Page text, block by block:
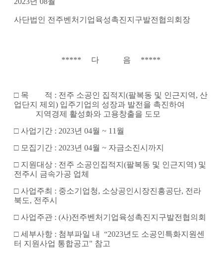
사단법인 전주벤처기업육성촉진지구발전협의회장
***** 다 음 *****
□ 목 적 : 전주 소공인 집적지(팔복동 및 인근지역, 산
업단지 제외) 입주기업의 성장과 발전을 촉진하여
지역경제 활성화와 고용창출을 도모
□ 사업기간 : 2023년 04월 ~ 11월
□ 모집기간 : 2023년 04월 ~ 자금소진시까지
□ 지원대상 : 전주 소공인집적지(팔복동 및 인근지역) 및
전주시 금속가공 업체
□ 사업주최 : 중소기업청, 소상공인시장진흥공단, 전라
북도, 전주시
□ 사업주관 : (사)전주벤처기업육성촉진지구발전협의회
□ 세부사항 : 첨부파일 내 “2023년도 소공인특화지원센
터 지원사업 통합공고" 참고